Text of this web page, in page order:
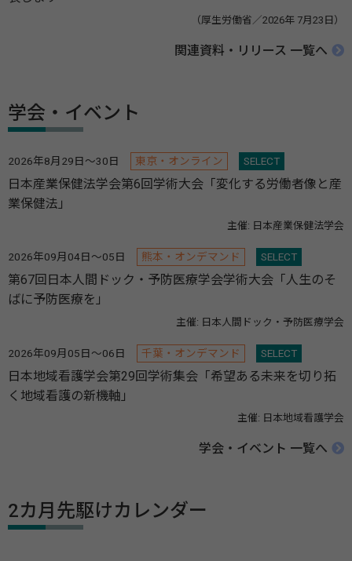
（厚生労働省／2026年 7月23日）
関連資料・リリース 一覧へ
学会・イベント
2026年8月29日～30日 東京・オンライン SELECT
日本産業保健法学会第6回学術大会「変化する労働者像と産
業保健法」
主催: 日本産業保健法学会
2026年09月04日～05日 熊本・オンデマンド SELECT
第67回日本人間ドック・予防医療学会学術大会「人生のそ
ばに予防医療を」
主催: 日本人間ドック・予防医療学会
2026年09月05日～06日 千葉・オンデマンド SELECT
日本地域看護学会第29回学術集会「希望ある未来を切り拓
く地域看護の新機軸」
主催: 日本地域看護学会
学会・イベント 一覧へ
2カ月先駆けカレンダー